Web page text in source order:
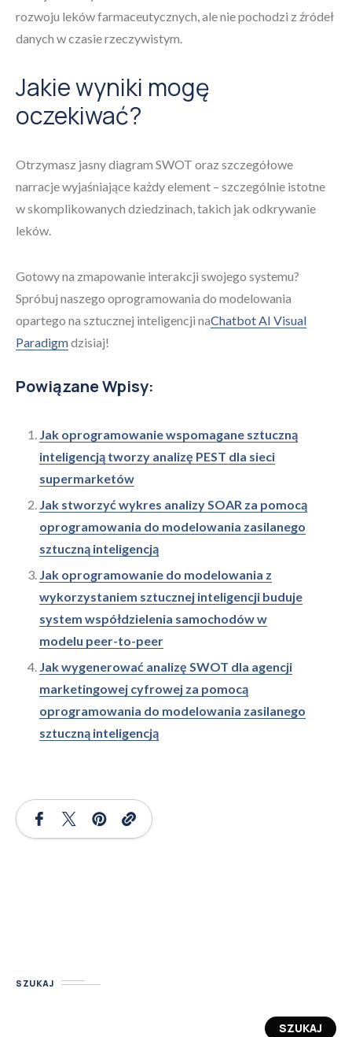
rozwoju leków farmaceutycznych, ale nie pochodzi z źródeł
danych w czasie rzeczywistym.
Jakie wyniki mogę
oczekiwać?
Otrzymasz jasny diagram SWOT oraz szczegółowe
narracje wyjaśniające każdy element – szczególnie istotne
w skomplikowanych dziedzinach, takich jak odkrywanie
leków.
Gotowy na zmapowanie interakcji swojego systemu?
Spróbuj naszego oprogramowania do modelowania
opartego na sztucznej inteligencji naChatbot AI Visual
Paradigmdzisiaj!
Powiązane Wpisy:
Jak oprogramowanie wspomagane sztuczną
inteligencją tworzy analizę PEST dla sieci
supermarketów
Jak stworzyć wykres analizy SOAR za pomocą
oprogramowania do modelowania zasilanego
sztuczną inteligencją
Jak oprogramowanie do modelowania z
wykorzystaniem sztucznej inteligencji buduje
system współdzielenia samochodów w
modelu peer-to-peer
Jak wygenerować analizę SWOT dla agencji
marketingowej cyfrowej za pomocą
oprogramowania do modelowania zasilanego
sztuczną inteligencją
SZUKAJ
SZUKAJ